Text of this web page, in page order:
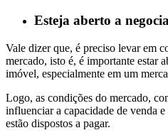
Esteja aberto a
Vale dizer que, é preciso levar em
mercado, isto é, é importante estar
imóvel, especialmente em um
Logo, as condições do mercado,
influenciar a capacidade de venda
estão dispostos a pagar.